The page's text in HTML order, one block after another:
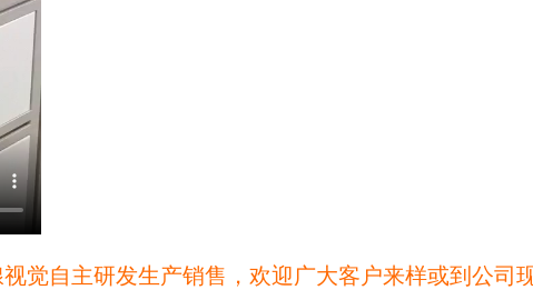
觉自主研发生产销售，欢迎广大客户来样或到公司